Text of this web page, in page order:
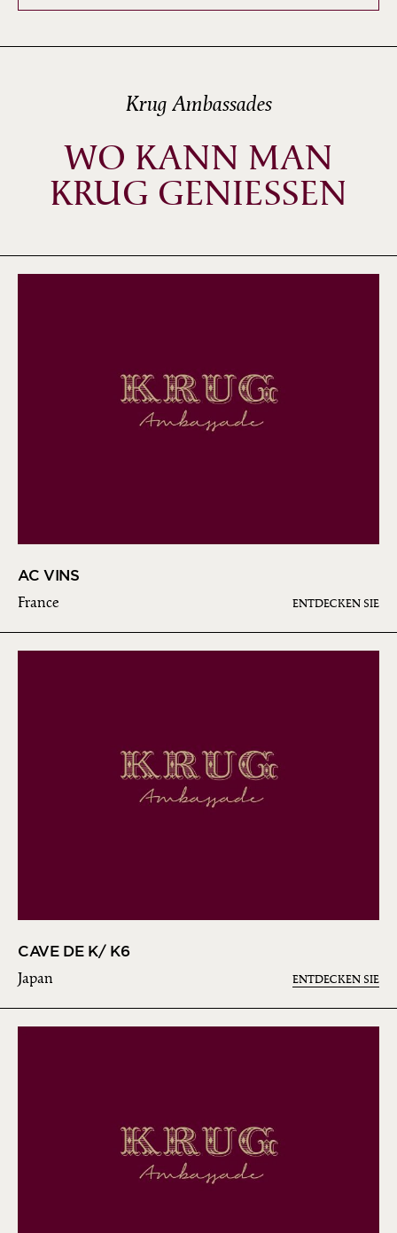
Krug Ambassades
WO KANN MAN
KRUG GENIESSEN
AC VINS
France ENTDECKEN SIE
CAVE DE K/ K6
Japan ENTDECKEN SIE